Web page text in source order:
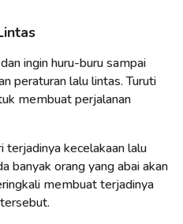
ingin huru-buru sampai
peraturan lalu lintas. Turuti
membuat perjalanan
terjadinya kecelakaan lalu
banyak orang yang abai akan
membuat terjadinya